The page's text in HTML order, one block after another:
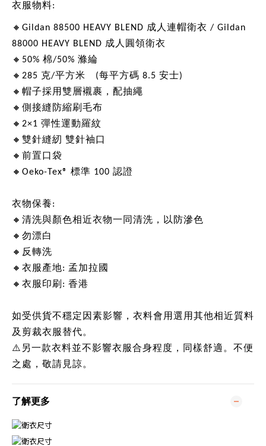
衣服物料:
🔸Gildan 88500 HEAVY BLEND 成人連帽衛衣 / Gildan
88000 HEAVY BLEND 成人圓領衛衣
🔸50% 棉/50% 滌綸
🔸285 克/平方米　(每平方碼 8.5 安士)
🔸帽子採用雙層襯裹，配抽繩
🔸側接縫防縮刷毛布
🔸2×1 彈性運動羅紋
🔸雙針縫紉 雙針袖口
🔸前置口袋
🔸Oeko-Tex®️ 標準 100 認證
衣物保養:
🔸清洗與顏色相近衣物一同清洗，以防滲色
🔸勿漂白
🔸反轉洗
🔸衣服產地: 孟加拉國
🔸衣服印刷: 香港
如受供貨不穩定因素影響，衣料會用選用其他相近質料
及剪裁衣服替代。
⚠️另一款衣料並不影響衣服合身程度，同樣舒適。不便
之處，敬請見諒。
了解更多